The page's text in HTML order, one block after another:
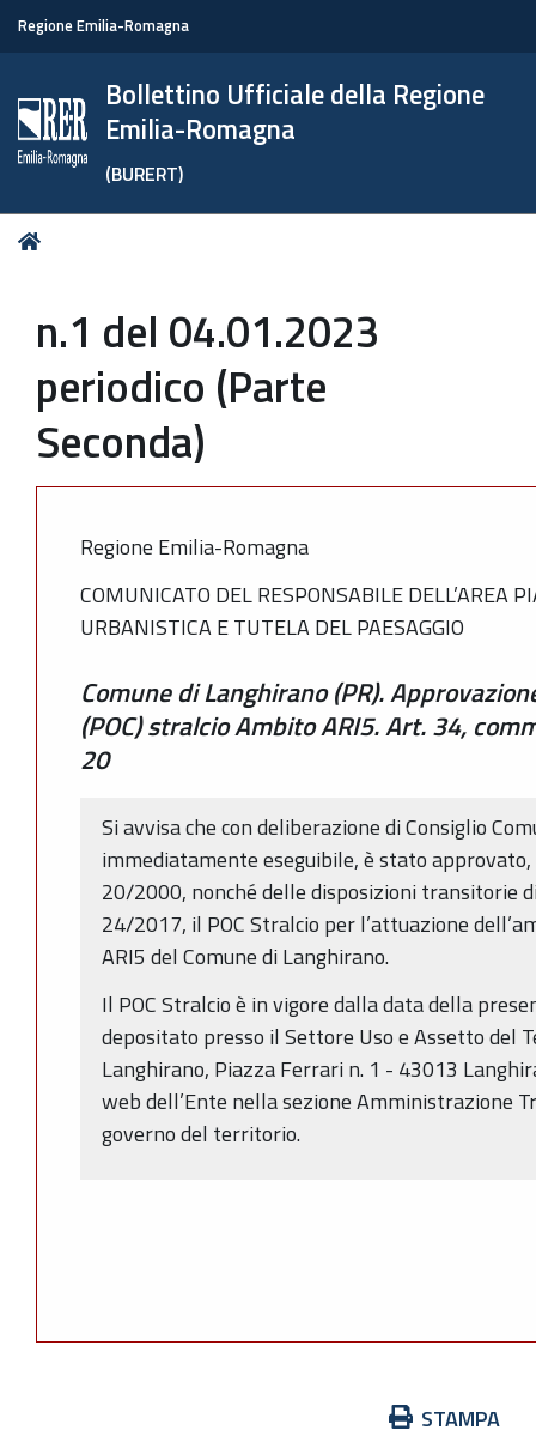
Regione Emilia-Romagna
Bollettino Ufficiale della Regione
Emilia-Romagna
(BURERT)
Tu
n.1 del 04.01.2023
periodico (Parte
Seconda)
Regione Emilia-Romagna
COMUNICATO DEL RESPONSABILE DELL’AREA
URBANISTICA E TUTELA DEL PAESAGGIO
Comune di Langhirano (PR).
(POC) stralcio Ambito ARI5. Art. 34,
20
Si avvisa che con deliberazione di Consiglio
immediatamente eseguibile, è stato approvato,
20/2000, nonché delle disposizioni transitorie
24/2017, il POC Stralcio per l’attuazione
ARI5 del Comune di Langhirano.
Il POC Stralcio è in vigore dalla data della
depositato presso il Settore Uso e Assetto del
Langhirano, Piazza Ferrari n. 1 - 43013
web dell’Ente nella sezione Amministrazione
governo del territorio.
STAMPA